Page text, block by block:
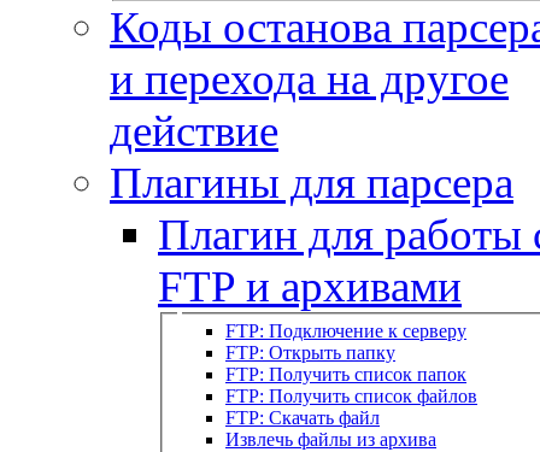
Коды останова
и перехода на другое
действие
Плагины для парсера
Плагин для работы
FTP и архивами
FTP: Подключение к серверу
FTP: Открыть папку
FTP: Получить список папок
FTP: Получить список файлов
FTP: Скачать файл
Извлечь файлы из архива